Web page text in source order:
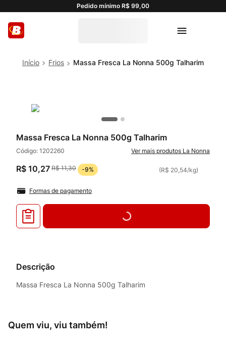
Pedido mínimo R$ 99,00
Frios Massa Fresca La Nonna 500g Talharim
Massa Fresca La Nonna 500g Talharim
Código: 1202260 La Nonna
R$ 10,27 R$ 11,30 -9% (R$ 20,54/kg)
Formas de pagamento
Descrição
Massa Fresca La Nonna 500g Talharim
Quem viu, viu também!